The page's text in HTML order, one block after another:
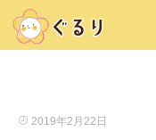
2019年2月22日